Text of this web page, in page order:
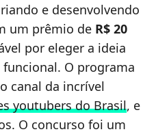
e desenvolvendo
um prêmio de R$ 20
por eleger a ideia
O programa
canal da incrível
youtubers do Brasil, e
O concurso foi um